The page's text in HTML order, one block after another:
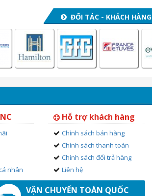
ĐỐI TÁC - KHÁCH HÀNG
nhân
Hỗ trợ khách hàng
Chính sách bán hàng
Chính sách thanh toán
Chính sách đổi trả hàng
Liên hệ
VẬN CHUYỂN TOÀN QUỐC